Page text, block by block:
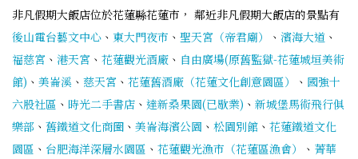
非凡假期大飯店位於花蓮縣花蓮市， 鄰近非凡假期大飯店的景點有
後山電台藝文中心 、 東大門夜市 、 聖天宮（帝君廟） 、 濱海大道 、
福慈宮 、 港天宮 、 花蓮觀光酒廠 、 自由廣場(原舊監獄-花蓮城垣美術
館) 、 美崙溪 、 慈天宮 、 花蓮舊酒廠（花蓮文化創意園區） 、 國強十
六股社區 、 時光二手書店 、 達新桑果園(已歇業) 、 新城堡馬術飛行俱
樂部 、 舊鐵道文化商圈 、 美崙海濱公園 、 松園別館 、 花蓮鐵道文化
園區 、 台肥海洋深層水園區 、 花蓮觀光漁市（花蓮區漁會） 、 菁華